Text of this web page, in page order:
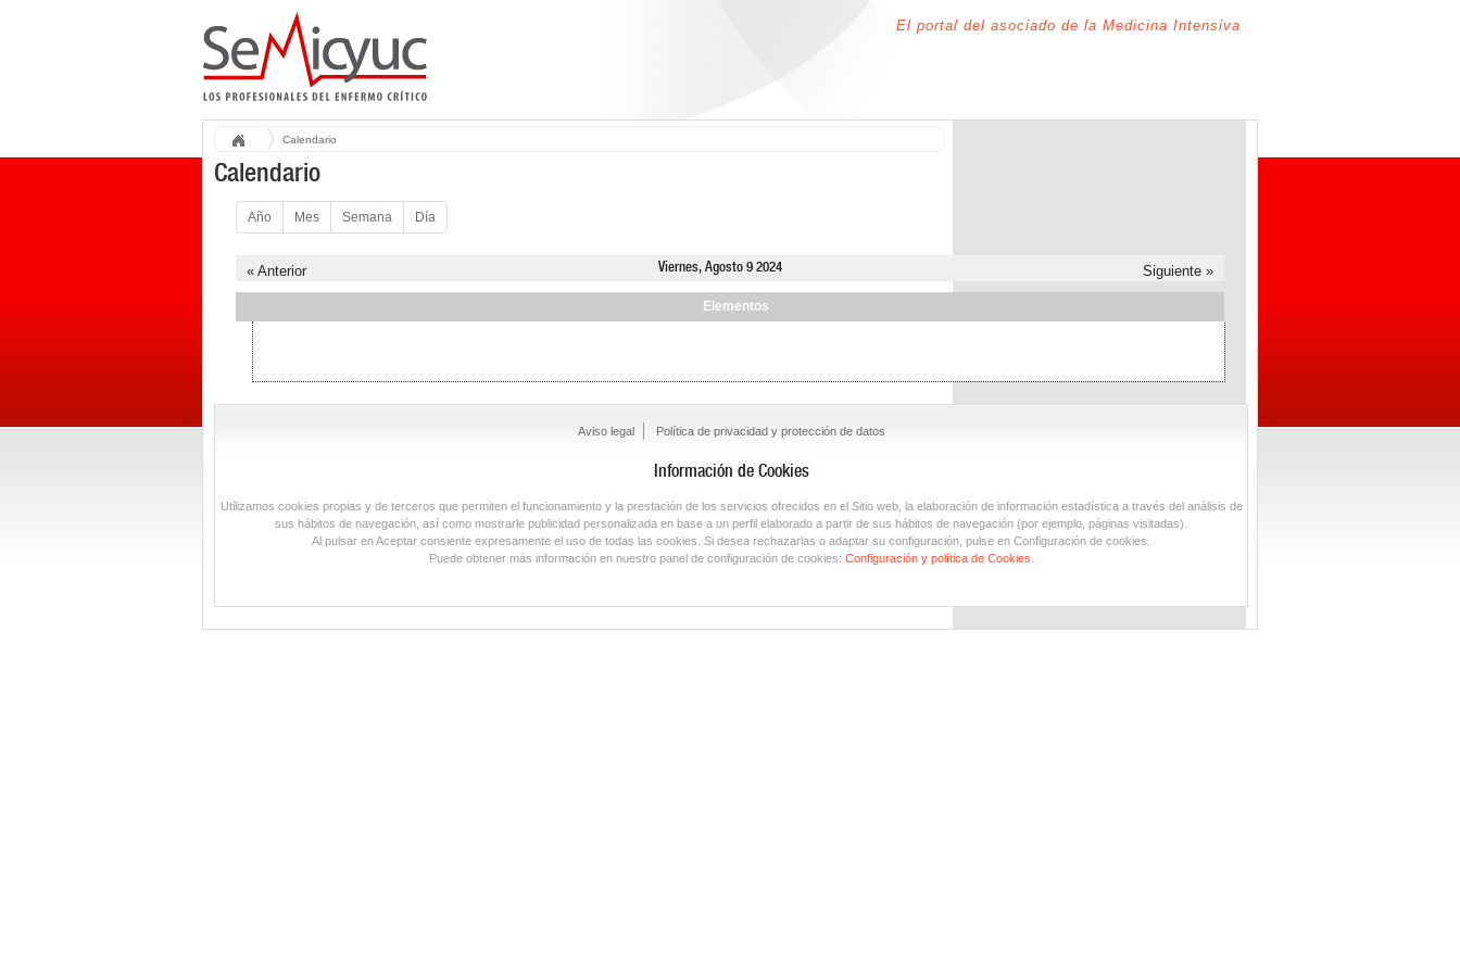
El portal del asociado de la Medicina Intensiva
Calendario
Calendario
Año Mes Semana Día
« Anterior Viernes, Agosto 9 2024 Siguiente »
Elementos
Aviso legal Política de privacidad y protección de datos
Información de Cookies
Utilizamos cookies propias y de terceros que permiten el funcionamiento y la prestación de los servicios ofrecidos en el Sitio web, la elaboración de información estadística a través del análisis de
sus hábitos de navegación, así como mostrarle publicidad personalizada en base a un perfil elaborado a partir de sus hábitos de navegación (por ejemplo, páginas visitadas).
Al pulsar en Aceptar consiente expresamente el uso de todas las cookies. Si desea rechazarlas o adaptar su configuración, pulse en Configuración de cookies.
Puede obtener más información en nuestro panel de configuración de cookies: Configuración y política de Cookies